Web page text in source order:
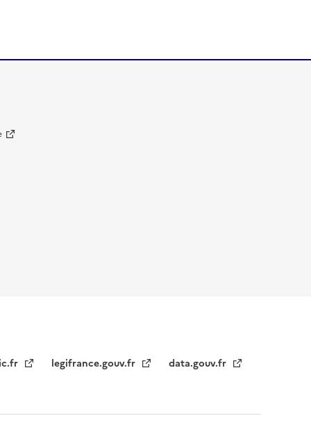
legifrance.gouv.fr data.gouv.fr